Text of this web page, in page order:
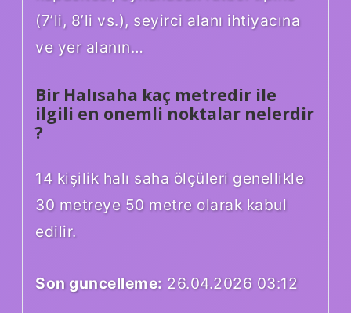
(7’li, 8’li vs.), seyirci alanı ihtiyacına
ve yer alanın…
Bir Halısaha kaç metredir ile
ilgili en onemli noktalar nelerdir
?
14 kişilik halı saha ölçüleri genellikle
30 metreye 50 metre olarak kabul
edilir.
Son guncelleme: 26.04.2026 03:12